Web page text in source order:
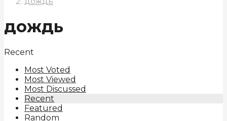
дождь
Recent
Most Voted
Most Viewed
Most Discussed
Recent
Featured
Random